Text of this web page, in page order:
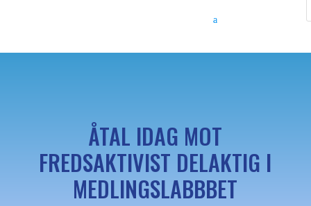
ÅTAL IDAG MOT
FREDSAKTIVIST DELAKTIG I
MEDLINGSLABBBET